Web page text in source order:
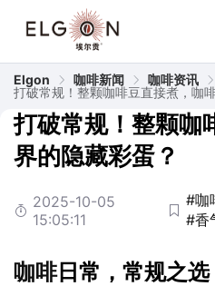
Elgon 咖啡新闻
咖啡资讯
打破常规！整颗咖啡豆直接煮，咖
打破常规！整颗咖
界的隐藏彩蛋？
2025-10-05
15:05:11
#咖
#香
咖啡日常，常规之选